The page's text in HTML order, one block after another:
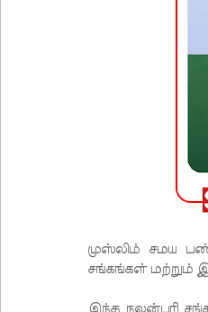
முஸ்லிம் சமய
சங்கங்கள் மற்றும்
இந்த நலன்புரி